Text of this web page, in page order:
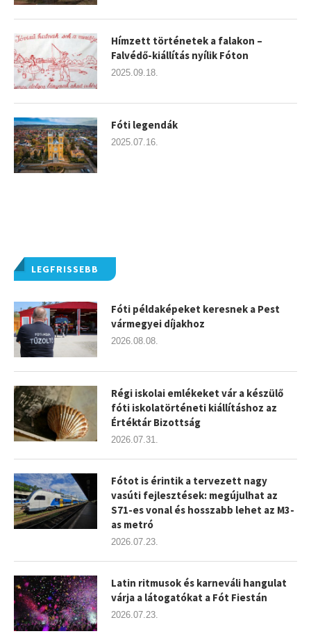
LEGFRISSEBB
Fóti példaképeket keresnek a Pest
vármegyei díjakhoz
2026.08.08.
Régi iskolai emlékeket vár a készülő
fóti iskolatörténeti kiállításhoz az
Értéktár Bizottság
2026.07.31.
Fótot is érintik a tervezett nagy
vasúti fejlesztések: megújulhat az
S71-es vonal és hosszabb lehet az M3-
as metró
2026.07.23.
Latin ritmusok és karneváli hangulat
várja a látogatókat a Fót Fiestán
2026.07.23.
Hímzett történetek a falakon –
Falvédő-kiállítás nyílik Fóton
2025.09.18.
Fóti legendák
2025.07.16.